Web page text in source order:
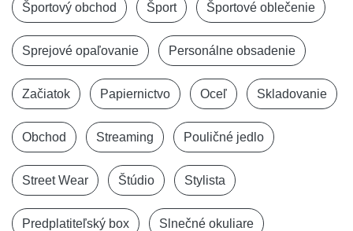
Športový obchod Šport Športové oblečenie
Sprejové opaľovanie Personálne obsadenie
Začiatok Papiernictvo Oceľ Skladovanie
Obchod Streaming Pouličné jedlo
Street Wear Štúdio Stylista
Predplatiteľský box Slnečné okuliare